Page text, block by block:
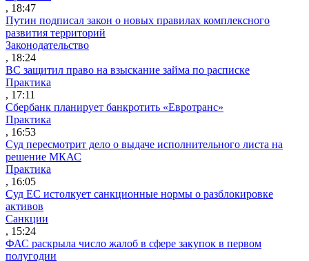
, 18:47
Путин подписал закон о новых правилах комплексного
развития территорий
Законодательство
, 18:24
ВС защитил право на взыскание займа по расписке
Практика
, 17:11
Сбербанк планирует банкротить «Евротранс»
Практика
, 16:53
Суд пересмотрит дело о выдаче исполнительного листа на
решение МКАС
Практика
, 16:05
Суд ЕС истолкует санкционные нормы о разблокировке
активов
Санкции
, 15:24
ФАС раскрыла число жалоб в сфере закупок в первом
полугодии